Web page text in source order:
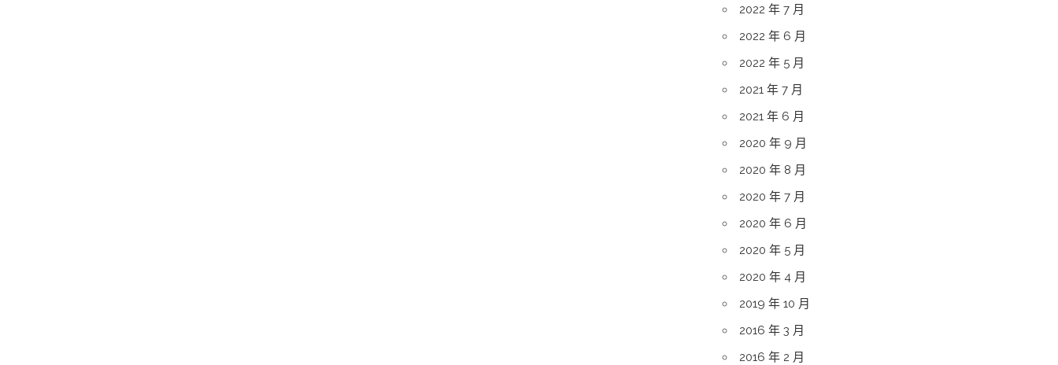
2022 年 7 月
2022 年 6 月
2022 年 5 月
2021 年 7 月
2021 年 6 月
2020 年 9 月
2020 年 8 月
2020 年 7 月
2020 年 6 月
2020 年 5 月
2020 年 4 月
2019 年 10 月
2016 年 3 月
2016 年 2 月